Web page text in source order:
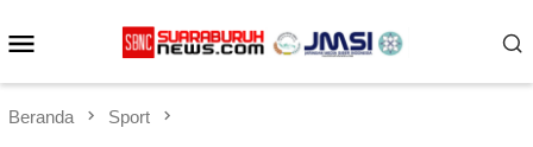
ke
Beranda Sport